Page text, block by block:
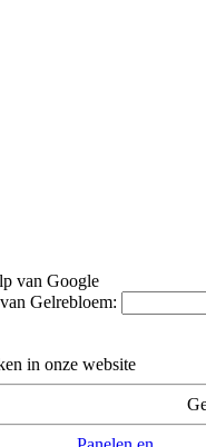
van Google
Gelrebloem:
in onze website